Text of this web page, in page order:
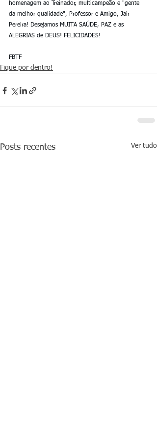
homenagem ao Treinador, multicampeão e "gente
da melhor qualidade", Professor e Amigo, Jair
Pereira! Desejamos MUITA SAÚDE, PAZ e as
ALEGRIAS de DEUS! FELICIDADES!
FBTF
Fique por dentro!
Posts recentes Ver tudo